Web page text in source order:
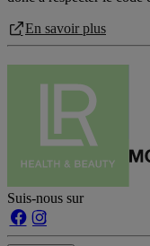
En savoir plus
Suis-nous sur